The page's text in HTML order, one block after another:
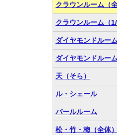
クラウンルーム（全
クラウンルーム（1/
ダイヤモンドルー
ダイヤモンドルー
天（そら）
ル・シェール
パールルーム
松・竹・梅（全体）